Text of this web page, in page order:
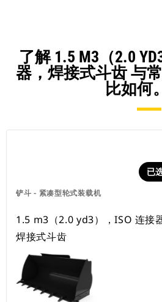
了解 1.5 M3（2.0
器，焊接式斗齿 与
比如何。
铲斗 - 紧凑型轮式装载机
已
1.5 m3（2.0 yd3），ISO 连接
焊接式斗齿